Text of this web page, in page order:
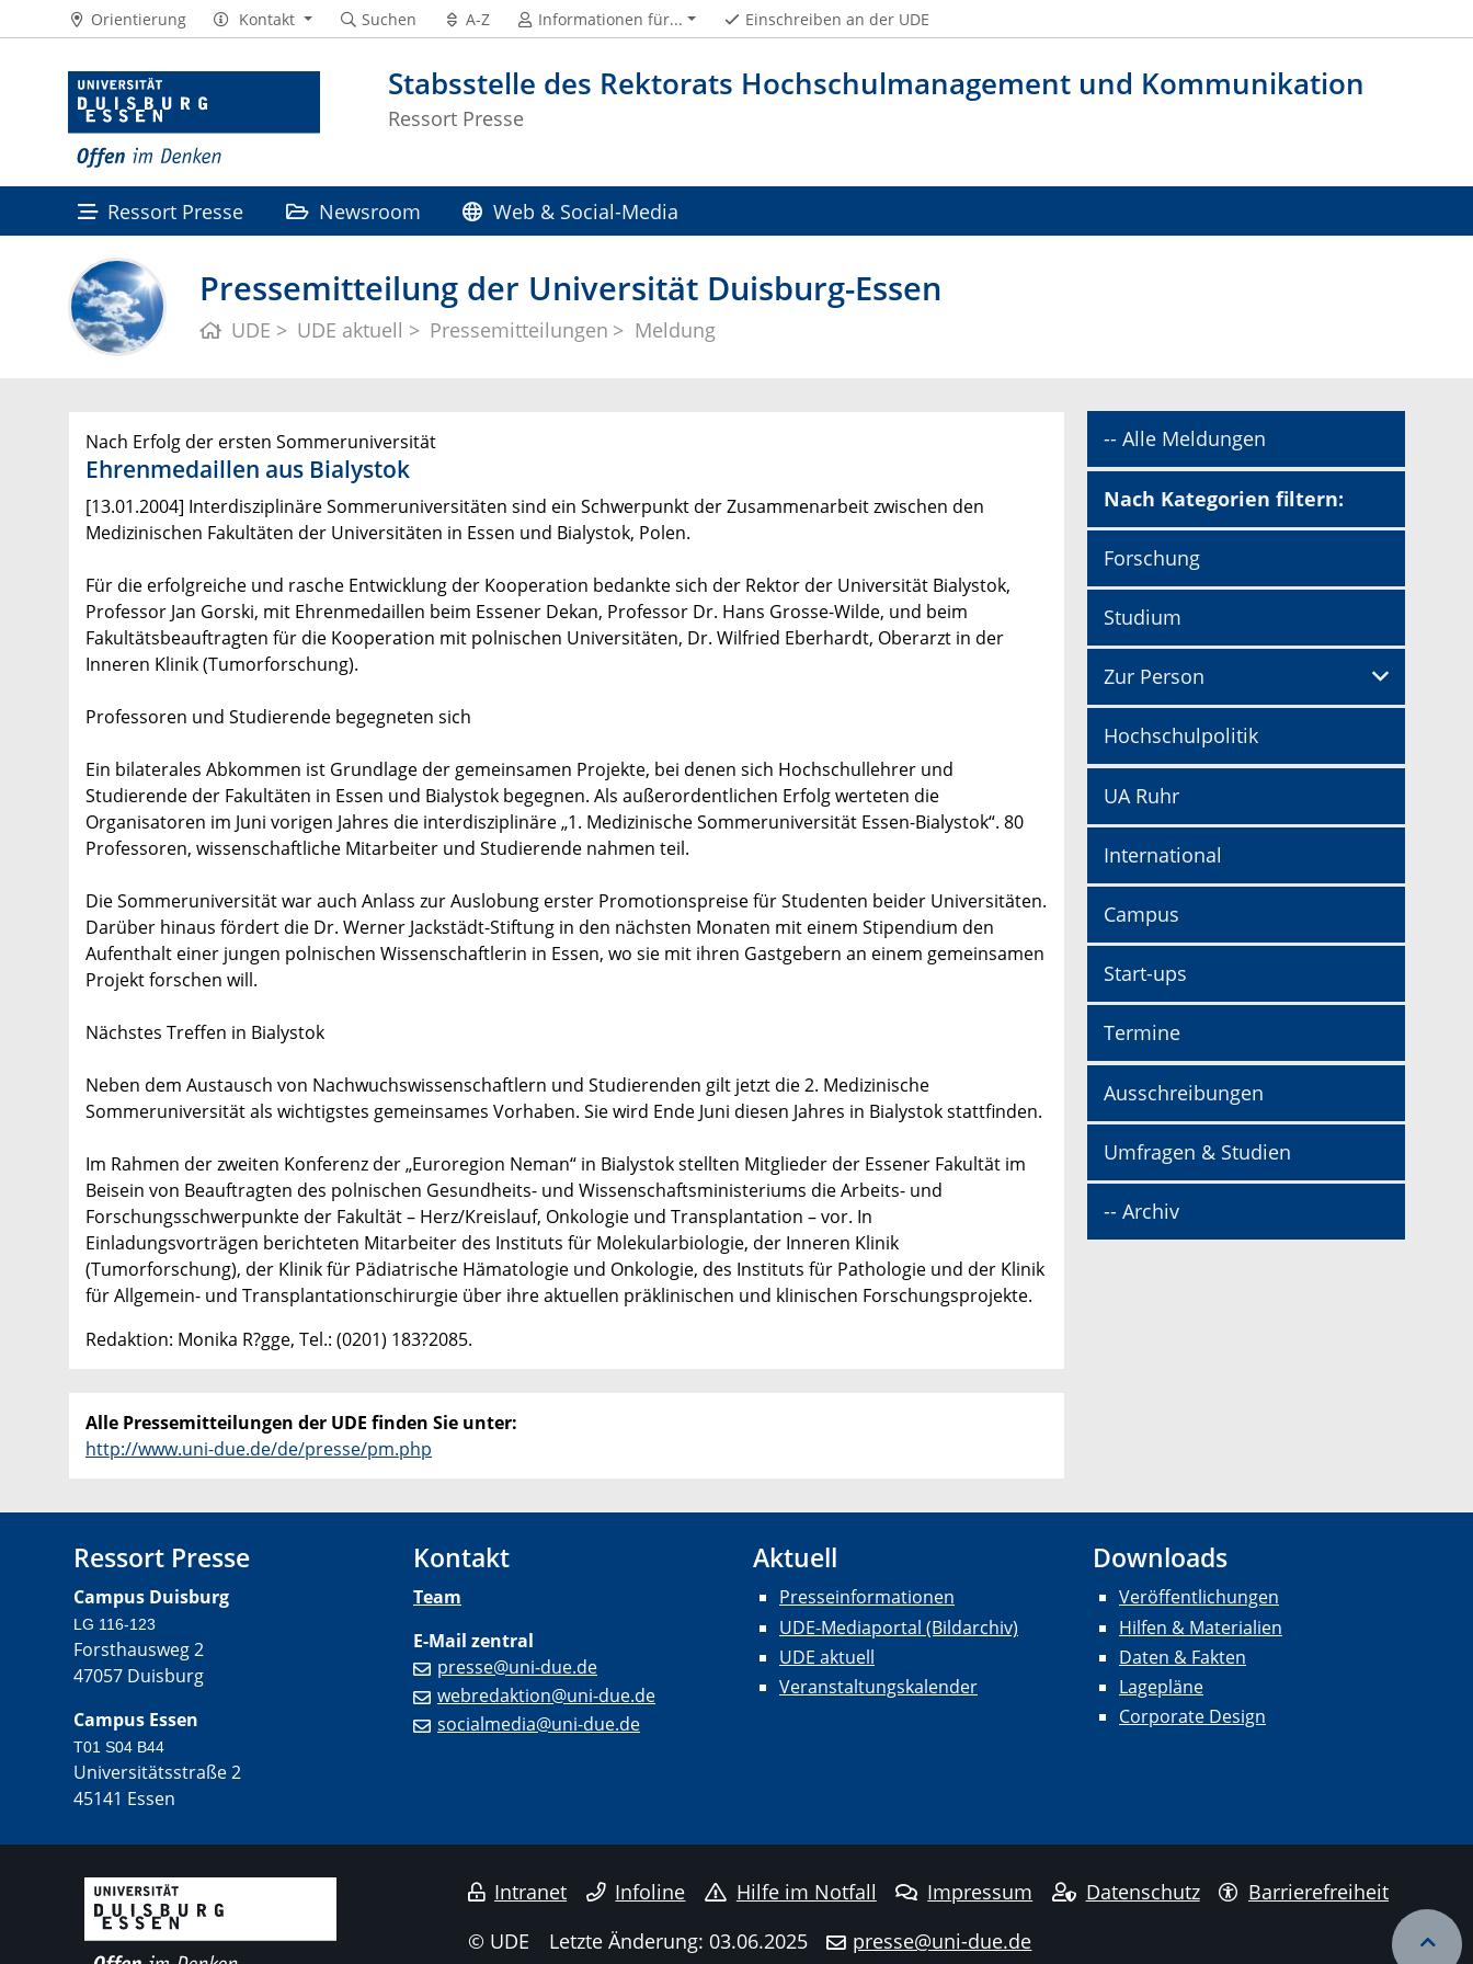
Stabsstelle des Rektorats Hochschulmanagement und Kommunikation
Ressort Presse
Orientierung Kontakt Suchen A-Z Informationen für... Einschreiben an der UDE
Ressort Presse Newsroom Web & Social-Media
Pressemitteilung der Universität Duisburg-Essen
UDE UDE aktuell Pressemitteilungen Meldung
Nach Erfolg der ersten Sommeruniversität
Ehrenmedaillen aus Bialystok
[13.01.2004] Interdisziplinäre Sommeruniversitäten sind ein Schwerpunkt der Zusammenarbeit zwischen den
Medizinischen Fakultäten der Universitäten in Essen und Bialystok, Polen.
Für die erfolgreiche und rasche Entwicklung der Kooperation bedankte sich der Rektor der Universität Bialystok,
Professor Jan Gorski, mit Ehrenmedaillen beim Essener Dekan, Professor Dr. Hans Grosse-Wilde, und beim
Fakultätsbeauftragten für die Kooperation mit polnischen Universitäten, Dr. Wilfried Eberhardt, Oberarzt in der
Inneren Klinik (Tumorforschung).
Professoren und Studierende begegneten sich
Ein bilaterales Abkommen ist Grundlage der gemeinsamen Projekte, bei denen sich Hochschullehrer und
Studierende der Fakultäten in Essen und Bialystok begegnen. Als außerordentlichen Erfolg werteten die
Organisatoren im Juni vorigen Jahres die interdisziplinäre „1. Medizinische Sommeruniversität Essen-Bialystok“. 80
Professoren, wissenschaftliche Mitarbeiter und Studierende nahmen teil.
Die Sommeruniversität war auch Anlass zur Auslobung erster Promotionspreise für Studenten beider Universitäten.
Darüber hinaus fördert die Dr. Werner Jackstädt-Stiftung in den nächsten Monaten mit einem Stipendium den
Aufenthalt einer jungen polnischen Wissenschaftlerin in Essen, wo sie mit ihren Gastgebern an einem gemeinsamen
Projekt forschen will.
Nächstes Treffen in Bialystok
Neben dem Austausch von Nachwuchswissenschaftlern und Studierenden gilt jetzt die 2. Medizinische
Sommeruniversität als wichtigstes gemeinsames Vorhaben. Sie wird Ende Juni diesen Jahres in Bialystok stattfinden.
Im Rahmen der zweiten Konferenz der „Euroregion Neman“ in Bialystok stellten Mitglieder der Essener Fakultät im
Beisein von Beauftragten des polnischen Gesundheits- und Wissenschaftsministeriums die Arbeits- und
Forschungsschwerpunkte der Fakultät – Herz/Kreislauf, Onkologie und Transplantation – vor. In
Einladungsvorträgen berichteten Mitarbeiter des Instituts für Molekularbiologie, der Inneren Klinik
(Tumorforschung), der Klinik für Pädiatrische Hämatologie und Onkologie, des Instituts für Pathologie und der Klinik
für Allgemein- und Transplantationschirurgie über ihre aktuellen präklinischen und klinischen Forschungsprojekte.
Redaktion: Monika R?gge, Tel.: (0201) 183?2085.
Alle Pressemitteilungen der UDE finden Sie unter:
http://www.uni-due.de/de/presse/pm.php
-- Alle Meldungen
Nach Kategorien filtern:
Forschung
Studium
Zur Person
Hochschulpolitik
UA Ruhr
International
Campus
Start-ups
Termine
Ausschreibungen
Umfragen & Studien
-- Archiv
Ressort Presse
Campus Duisburg
LG 116-123
Forsthausweg 2
47057 Duisburg
Campus Essen
T01 S04 B44
Universitätsstraße 2
45141 Essen
Kontakt
Team
E-Mail zentral
presse@uni-due.de
webredaktion@uni-due.de
socialmedia@uni-due.de
Aktuell
Presseinformationen
UDE-Mediaportal (Bildarchiv)
UDE aktuell
Veranstaltungskalender
Downloads
Veröffentlichungen
Hilfen & Materialien
Daten & Fakten
Lagepläne
Corporate Design
Intranet Infoline Hilfe im Notfall Impressum Datenschutz
Barrierefreiheit
© UDE
Letzte Änderung: 03.06.2025 presse@uni-due.de